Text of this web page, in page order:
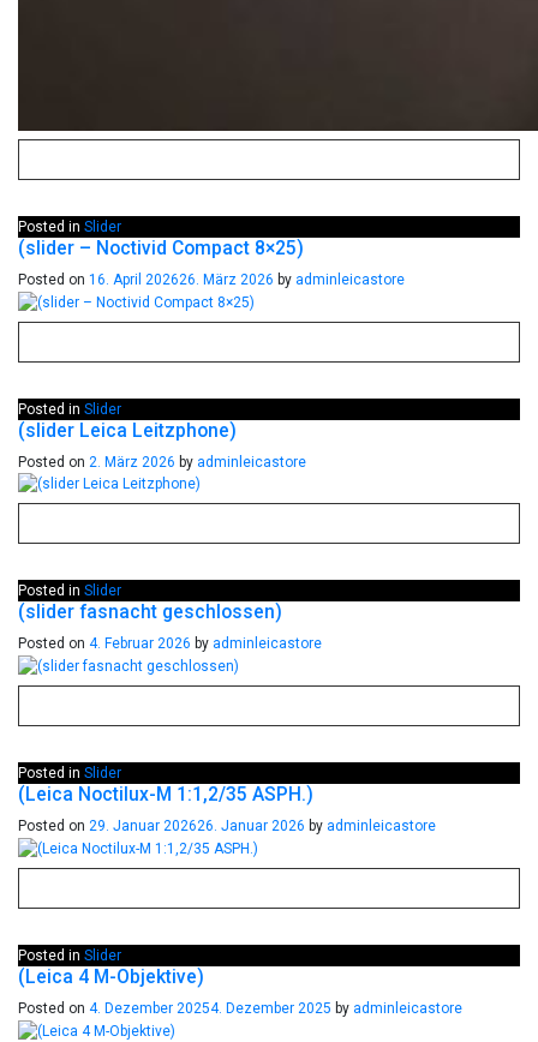
Posted in Slider
(slider – Noctivid Compact 8×25)
Posted on 16. April 202626. März 2026 by adminleicastore
Posted in Slider
(slider Leica Leitzphone)
Posted on 2. März 2026 by adminleicastore
Posted in Slider
(slider fasnacht geschlossen)
Posted on 4. Februar 2026 by adminleicastore
Posted in Slider
(Leica Noctilux-M 1:1,2/35 ASPH.)
Posted on 29. Januar 202626. Januar 2026 by adminleicastore
Posted in Slider
(Leica 4 M-Objektive)
Posted on 4. Dezember 20254. Dezember 2025 by adminleicastore